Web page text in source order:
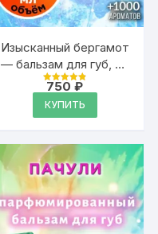
Изысканный бергамот
— бальзам для губ, 30
мл
Оценка
из 5
750₽
КУПИТЬ